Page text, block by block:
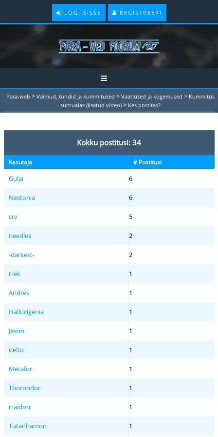
LOGI SISSE REGISTREERI
Para-web > Vaimud, tondid ja kummitused > Vaatlused ja kogemused > Kummitus
surnuaias (lisatud video) > Kes postitas?
Kokku postitusi: 34
Kasutaja # Postitusi
Gulja 6
Nestonia 6
crv 5
needles 2
-darkest- 2
trek 1
Andres 1
Hallucigenia 1
Jason 1
Celtic 1
Metafor 1
Thorondor 1
rraidorr 1
Tutanhamon 1